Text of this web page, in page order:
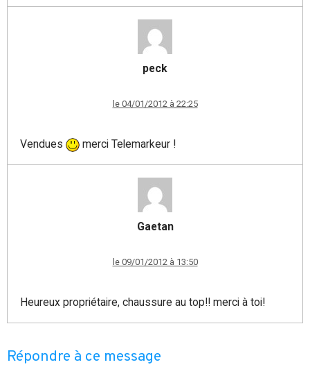
peck
le 04/01/2012 à 22:25
Vendues merci Telemarkeur !
Gaetan
le 09/01/2012 à 13:50
Heureux propriétaire, chaussure au top!! merci à toi!
Répondre à ce message